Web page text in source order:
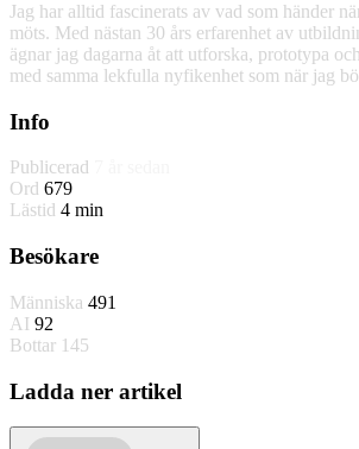
Jag har alltid fascinerats av vad som händer
möts. Med nästan 30 års erfarenhet av
ägnar jag dagarna åt att utforska, prototypa
med samma lekfulla nyfikenhet som när jag
Info
Publicerad
Ord 679
Lästid 4 min
Besökare
Människa 491
AI 92
Bottar 145
Ladda ner artikel